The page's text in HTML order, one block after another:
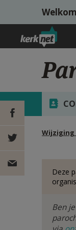
Overslaan en naar
Wijziging
DEEL OP
FACEBOOK
DEEL OP
Deze
Ben